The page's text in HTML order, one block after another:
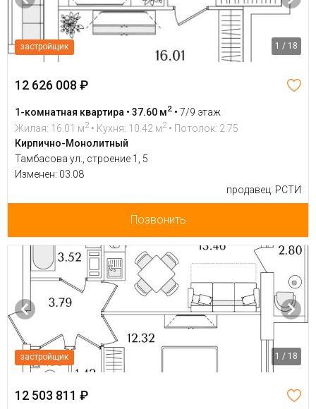
застройщик 1 / 18
12 626 008 ₽
1-комнатная квартира • 37.60 м2 • 7/9 этаж
Жилая: 16.01 м2 • Кухня: 10.42 м2 • Потолок: 2.75
Кирпично-Монолитный
Тамбасова ул., строение 1, 5
Изменен: 03.08
продавец: РСТИ
Позвонить
застройщик 1 / 18
12 503 811 ₽